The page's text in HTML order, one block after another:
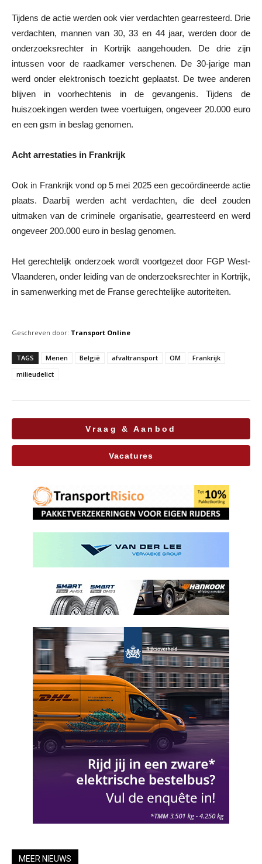
Tijdens de actie werden ook vier verdachten gearresteerd. Drie
verdachten, mannen van 30, 33 en 44 jaar, werden door de
onderzoeksrechter in Kortrijk aangehouden. De drie zijn
intussen voor de raadkamer verschenen. De 30-jarige man
werd onder elektronisch toezicht geplaatst. De twee anderen
blijven in voorhechtenis in de gevangenis. Tijdens de
huiszoekingen werden twee voertuigen, ongeveer 20.000 euro
en een gsm in beslag genomen.
Acht arrestaties in Frankrijk
Ook in Frankrijk vond op 5 mei 2025 een gecoördineerde actie
plaats. Daarbij werden acht verdachten, die deel zouden
uitmaken van de criminele organisatie, gearresteerd en werd
ongeveer 200.000 euro in beslag genomen.
Het gerechtelijk onderzoek wordt voortgezet door FGP West-
Vlaanderen, onder leiding van de onderzoeksrechter in Kortrijk,
in samenwerking met de Franse gerechtelijke autoriteiten.
Geschreven door: Transport Online
TAGS Menen België afvaltransport OM
Frankrijk
milieudelict
Vraag & Aanbod
Vacatures
MEER NIEUWS